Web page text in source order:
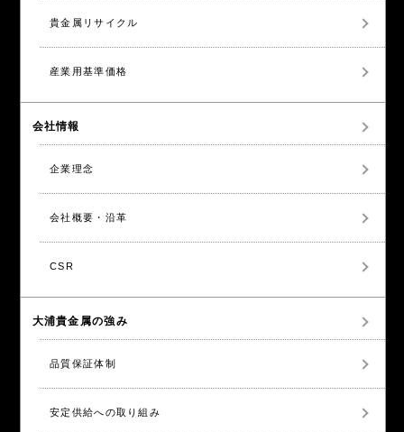
貴金属リサイクル
産業用基準価格
会社情報
企業理念
会社概要・沿革
CSR
大浦貴金属の強み
品質保証体制
安定供給への取り組み